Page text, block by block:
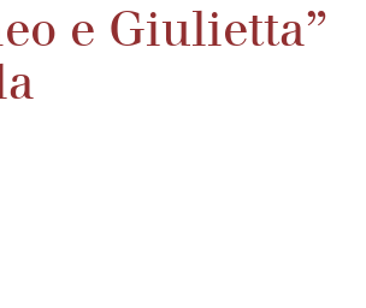
e Giulietta”